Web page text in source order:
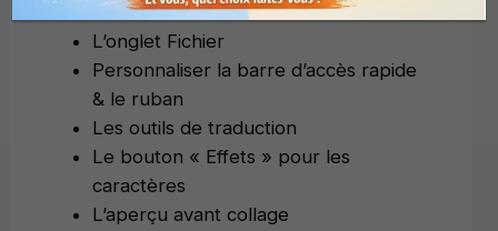
Le Mode Lecture
L’onglet Fichier
Personnaliser la barre d’accès rapide
& le ruban
Les outils de traduction
Le bouton « Effets » pour les
caractères
L’aperçu avant collage